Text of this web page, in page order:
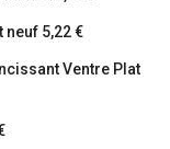
5,22 €
Ventre Plat